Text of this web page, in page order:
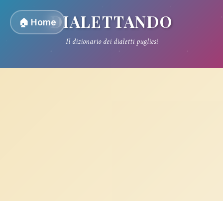
🏠 HomeDIALETTANDO
Il dizionario dei dialetti pugliesi